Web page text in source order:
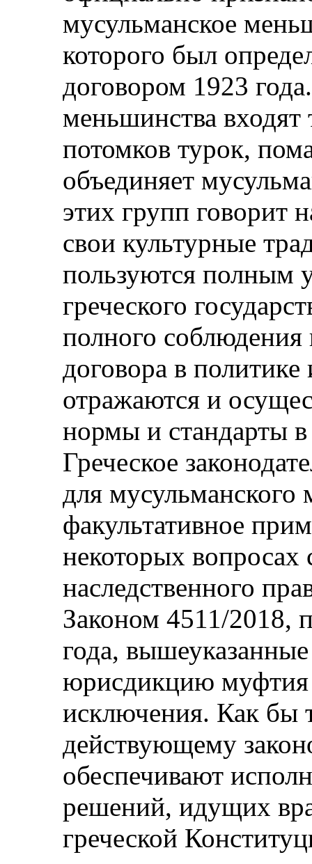
мусульманское
которого был
договором 1923
меньшинства
потомков турок,
объединяет
этих групп говорит
свои культурные
пользуются полным
греческого
полного
договора в политике
отражаются и
нормы и стандарты в
Греческое
для
факультативное
некоторых вопросах
наследственного
Законом 4511/2018,
года,
юрисдикцию муфтия
исключения. Как бы
действующему
обеспечивают
решений, идущих
греческой